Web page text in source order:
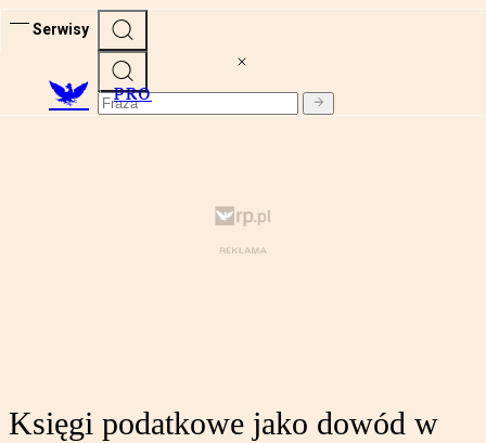
Serwisy
PRO
Księgi podatkowe jako dowód w